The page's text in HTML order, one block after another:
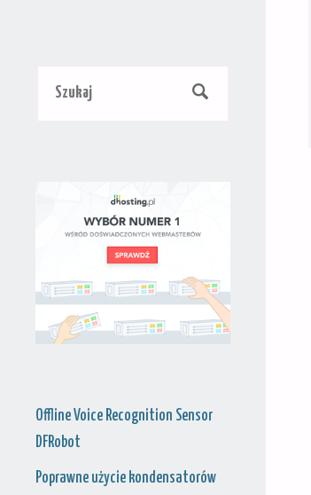
SZUKAJ
Offline Voice Recognition Sensor
DFRobot
Poprawne użycie kondensatorów